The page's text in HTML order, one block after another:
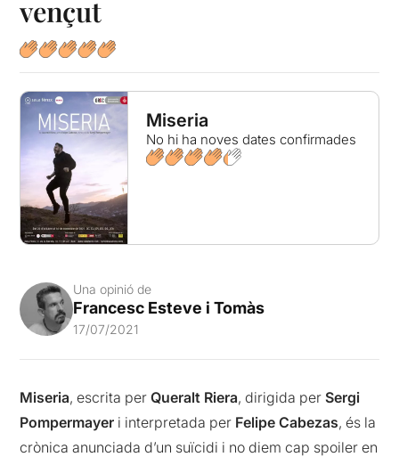
vençut
Miseria
No hi ha noves dates confirmades
Una opinió de
Francesc Esteve i Tomàs
17/07/2021
Miseria, escrita perQueralt Riera, dirigida perSergi
Pompermayer i interpretada per Felipe Cabezas, és la
crònica anunciada d’un suïcidi i no diem cap spoiler en